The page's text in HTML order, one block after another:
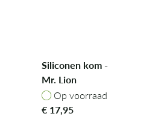
Siliconen kom -
Mr. Lion
Op voorraad
Op voorraad
€ 17,95